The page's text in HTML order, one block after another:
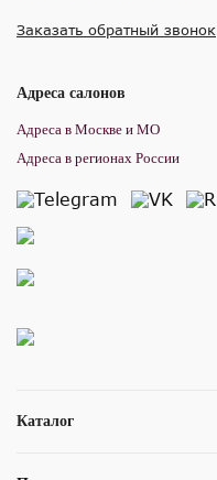
Каталог
Заказать обратный звонок
Адреса салонов
Адреса в Москве и МО
Адреса в регионах России